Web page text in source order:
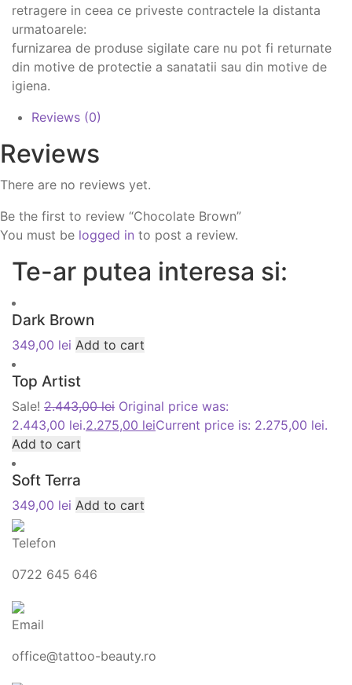
retragere in ceea ce priveste contractele la distanta
urmatoarele:
furnizarea de produse sigilate care nu pot fi returnate
din motive de protectie a sanatatii sau din motive de
igiena.
Reviews (0)
Reviews
There are no reviews yet.
Be the first to review “Chocolate Brown”
You must be logged in to post a review.
Te-ar putea interesa si:
Dark Brown
349,00 lei Add to cart
Top Artist
Sale! 2.443,00lei Original price was:
2.443,00 lei.2.275,00 leiCurrent price is: 2.275,00 lei.
Add to cart
Soft Terra
349,00 lei Add to cart
Telefon
0722 645 646
Email
office@tattoo-beauty.ro